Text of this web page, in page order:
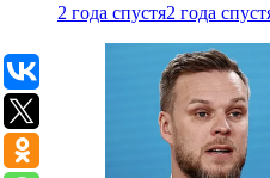
2 года спустя2 года